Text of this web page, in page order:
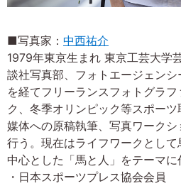
■写真家： 中西祐介
1979年東京生まれ 東京工芸大学
談社写真部、フォトエージェン
を経てフリーランスフォトグラ
ク、冬季オリンピック等スポー
媒体への原稿執筆、写真ワーク
行う。現在はライフワークとし
中心とした「馬と人」をテーマに
・日本スポーツプレス協会会員